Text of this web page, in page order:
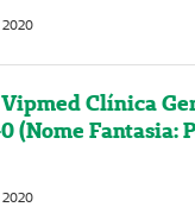
2020
Clínica
(Nome Fantasia:
2020